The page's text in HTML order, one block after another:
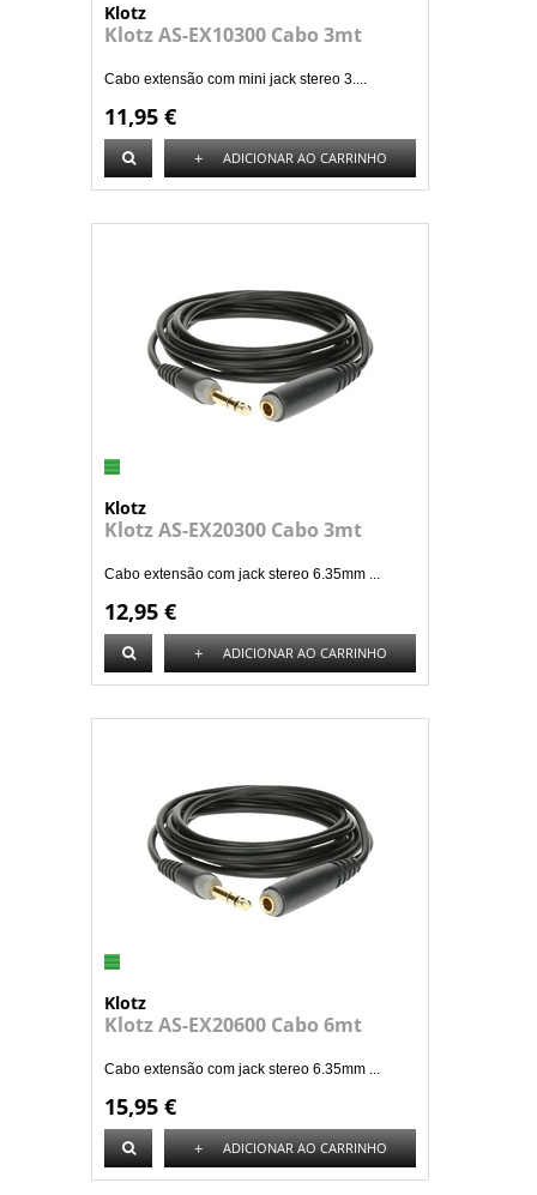
Klotz
Klotz AS-EX10300 Cabo 3mt
Cabo extensão com mini jack stereo 3....
11,95 €
+ ADICIONAR AO CARRINHO
Klotz
Klotz AS-EX20300 Cabo 3mt
Cabo extensão com jack stereo 6.35mm ...
12,95 €
+ ADICIONAR AO CARRINHO
Klotz
Klotz AS-EX20600 Cabo 6mt
Cabo extensão com jack stereo 6.35mm ...
15,95 €
+ ADICIONAR AO CARRINHO